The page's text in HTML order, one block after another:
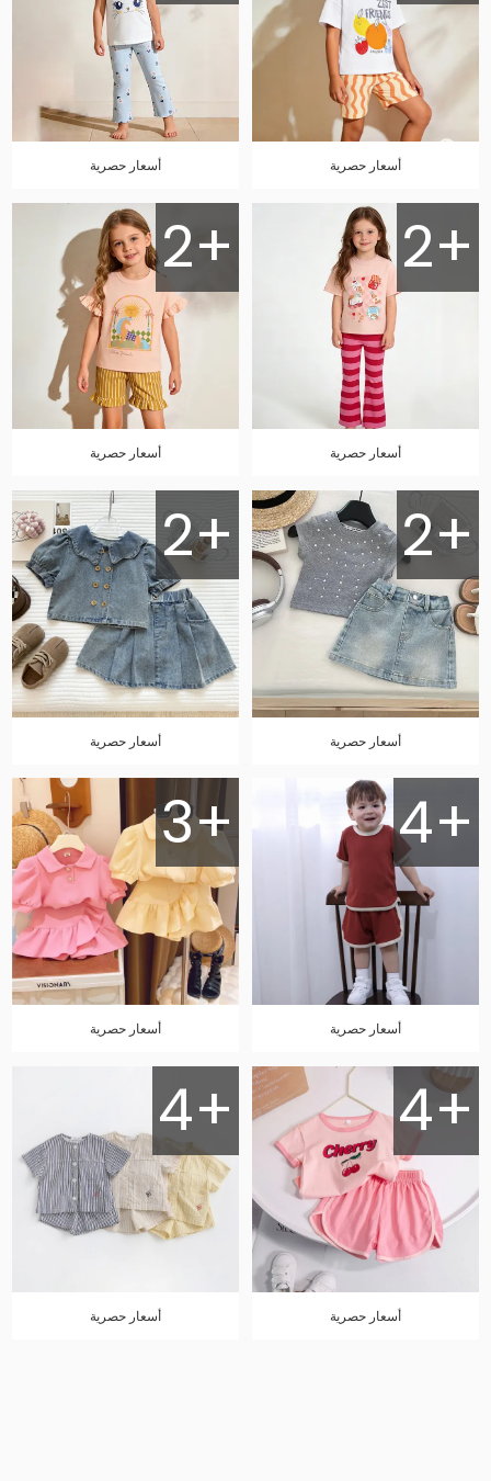
أسعار حصرية أسعار حصرية
2+
أسعار حصرية
2+
أسعار حصرية
2+
أسعار حصرية
2+
أسعار حصرية
4+
أسعار حصرية
3+
أسعار حصرية
4+
أسعار حصرية
4+
أسعار حصرية